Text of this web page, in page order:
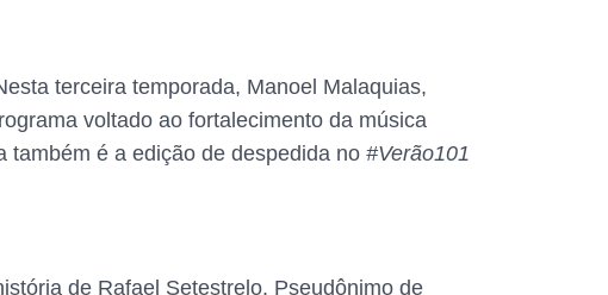
terceira temporada, Manoel Malaquias,
voltado ao fortalecimento da música
também é a edição de despedida no #Verão101
de Rafael Setestrelo. Pseudônimo de